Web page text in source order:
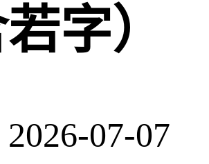
若字）
07-07